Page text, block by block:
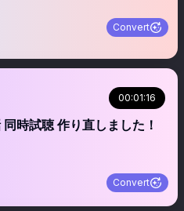
Convert
る【ドラマ特区公式】毎週木曜放送
00:01:16
時試聴 作り直しました！
Convert